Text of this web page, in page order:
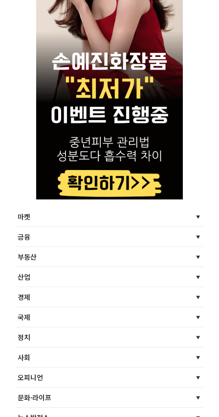
마켓
금융
부동산
산업
경제
국제
정치
사회
오피니언
문화·라이프